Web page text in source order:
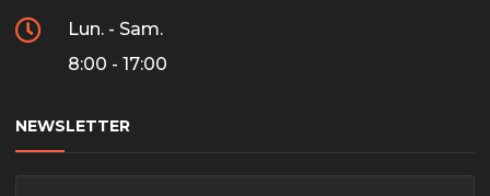
Lun. - Sam.
8:00 - 17:00
NEWSLETTER